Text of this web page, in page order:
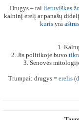
Drugys – tai lietuviškas
kalninį erelį ar panašų
kuris yra aštrus
1.
2. Jis politikoje buvo
3. Senovės
Trumpai: drugys = erelis(